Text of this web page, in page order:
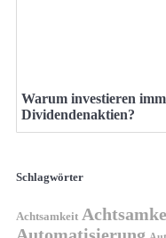
Warum investieren
Dividendenaktien?
Schlagwörter
Achtsamkeit